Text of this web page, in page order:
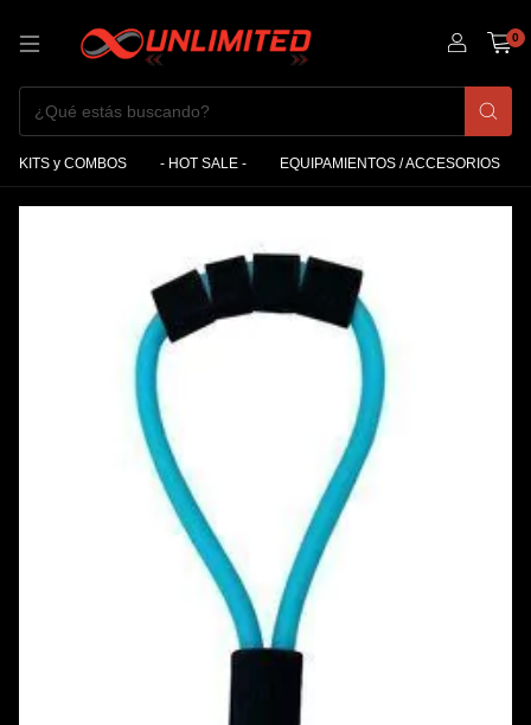
0
KITS y COMBOS - HOT SALE - EQUIPAMIENTOS / ACCESORIOS